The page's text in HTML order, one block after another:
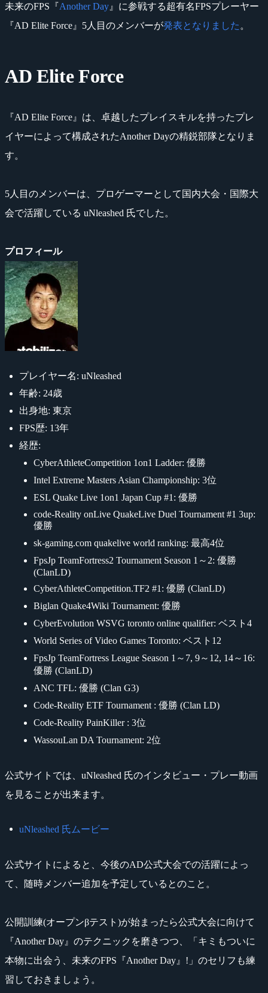
未来のFPS『Another Day 』に参戦する超有名FPSプレーヤー
『AD Elite Force』5人目のメンバーが発表となりました 。
AD Elite Force
『AD Elite Force』は、卓越したプレイスキルを持ったプレ
イヤーによって構成されたAnother Dayの精鋭部隊となりま
す。
5人目のメンバーは、プロゲーマーとして国内大会・国際大
会で活躍している uNleashed 氏でした。
プロフィール
プレイヤー名: uNleashed
年齢: 24歳
出身地: 東京
FPS歴: 13年
経歴:
CyberAthleteCompetition 1on1 Ladder: 優勝
Intel Extreme Masters Asian Championship: 3位
ESL Quake Live 1on1 Japan Cup #1: 優勝
code-Reality onLive QuakeLive Duel Tournament #1 3up:
優勝
sk-gaming.com quakelive world ranking: 最高4位
FpsJp TeamFortress2 Tournament Season 1～2: 優勝
(ClanLD)
CyberAthleteCompetition.TF2 #1: 優勝 (ClanLD)
Biglan Quake4Wiki Tournament: 優勝
CyberEvolution WSVG toronto online qualifier: ベスト4
World Series of Video Games Toronto: ベスト12
FpsJp TeamFortress League Season 1～7, 9～12, 14～16:
優勝 (ClanLD)
ANC TFL: 優勝 (Clan G3)
Code-Reality ETF Tournament : 優勝 (Clan LD)
Code-Reality PainKiller : 3位
WassouLan DA Tournament: 2位
公式サイトでは、uNleashed 氏のインタビュー・プレー動画
を見ることが出来ます。
uNleashed 氏ムービー
公式サイトによると、今後のAD公式大会での活躍によっ
て、随時メンバー追加を予定しているとのこと。
公開訓練(オープンβテスト)が始まったら公式大会に向けて
『Another Day』のテクニックを磨きつつ、「キミもついに
本物に出会う、未来のFPS『Another Day』!」のセリフも練
習しておきましょう。